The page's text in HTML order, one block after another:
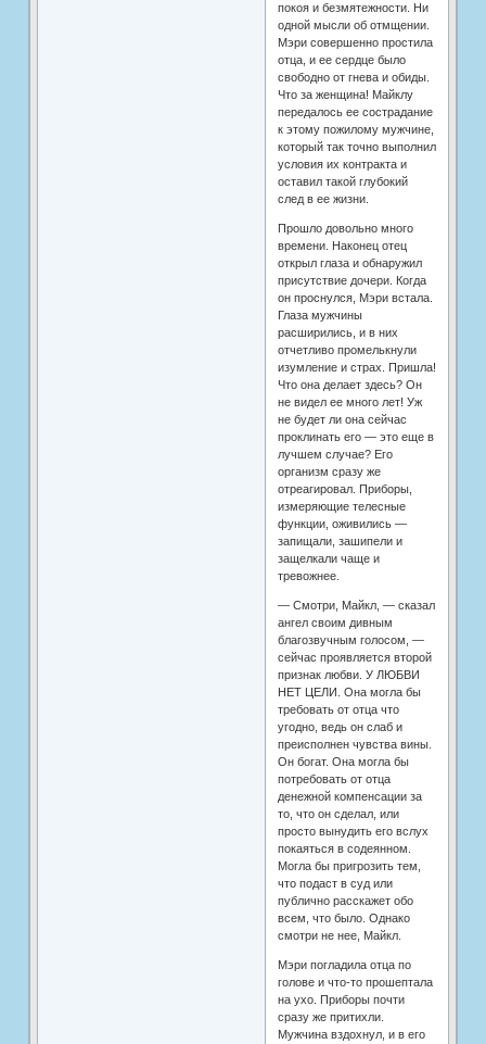
покоя и безмятежности. Ни
одной мысли об отмщении.
Мэри совершенно простила
отца, и ее сердце было
свободно от гнева и обиды.
Что за женщина! Майклу
передалось ее сострадание
к этому пожилому мужчине,
который так точно выполнил
условия их контракта и
оставил такой глубокий
след в ее жизни.
Прошло довольно много
времени. Наконец отец
открыл глаза и обнаружил
присутствие дочери. Когда
он проснулся, Мэри встала.
Глаза мужчины
расширились, и в них
отчетливо промелькнули
изумление и страх. Пришла!
Что она делает здесь? Он
не видел ее много лет! Уж
не будет ли она сейчас
проклинать его — это еще в
лучшем случае? Его
организм сразу же
отреагировал. Приборы,
измеряющие телесные
функции, оживились —
запищали, зашипели и
защелкали чаще и
тревожнее.
— Смотри, Майкл, — сказал
ангел своим дивным
благозвучным голосом, —
сейчас проявляется второй
признак любви. У ЛЮБВИ
НЕТ ЦЕЛИ. Она могла бы
требовать от отца что
угодно, ведь он слаб и
преисполнен чувства вины.
Он богат. Она могла бы
потребовать от отца
денежной компенсации за
то, что он сделал, или
просто вынудить его вслух
покаяться в содеянном.
Могла бы пригрозить тем,
что подаст в суд или
публично расскажет обо
всем, что было. Однако
смотри не нее, Майкл.
Мэри погладила отца по
голове и что-то прошептала
на ухо. Приборы почти
сразу же притихли.
Мужчина вздохнул, и в его